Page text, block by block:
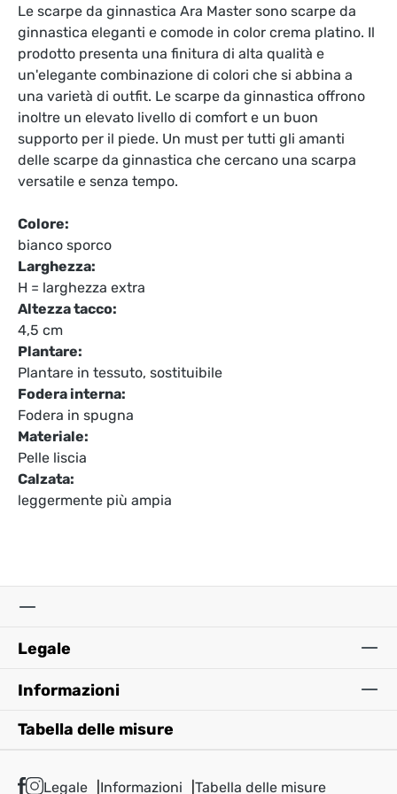
Le scarpe da ginnastica Ara Master sono scarpe da
ginnastica eleganti e comode in color crema platino. Il
prodotto presenta una finitura di alta qualità e
un'elegante combinazione di colori che si abbina a
una varietà di outfit. Le scarpe da ginnastica offrono
inoltre un elevato livello di comfort e un buon
supporto per il piede. Un must per tutti gli amanti
delle scarpe da ginnastica che cercano una scarpa
versatile e senza tempo.
Colore:
bianco sporco
Larghezza:
H = larghezza extra
Altezza tacco:
4,5 cm
Plantare:
Plantare in tessuto, sostituibile
Fodera interna:
Fodera in spugna
Materiale:
Pelle liscia
Calzata:
leggermente più ampia
Legale
Informazioni
Tabella delle misure
Legale Informazioni Tabella delle misure